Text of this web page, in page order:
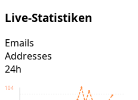
Live-Statistiken
Emails
Addresses
24h
104